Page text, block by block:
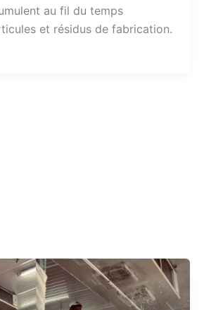
au fil du temps
et résidus de fabrication.